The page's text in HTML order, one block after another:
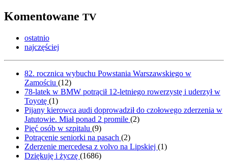
Komentowane TV
ostatnio
najczęściej
82. rocznica wybuchu Powstania Warszawskiego w
Zamościu (12)
78-latek w BMW potrącił 12-letniego rowerzystę i uderzył w
Toyotę (1)
Pijany kierowca audi doprowadził do czołowego zderzenia w
Jatutowie. Miał ponad 2 promile (2)
Pięć osób w szpitalu (9)
Potrącenie seniorki na pasach (2)
Zderzenie mercedesa z volvo na Lipskiej (1)
Dziękuję i życzę (1686)